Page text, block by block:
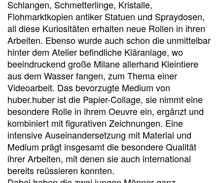
Schlangen, Schmetterlinge, Kristalle,
Flohmarktkopien antiker Statuen und Spraydosen,
all diese Kuriositäten erhalten neue Rollen in ihren
Arbeiten. Ebenso wurde auch schon die unmittelbar
hinter dem Atelier befindliche Kläranlage, wo
beeindruckend große Milane allerhand Kleintiere
aus dem Wasser fangen, zum Thema einer
Videoarbeit. Das bevorzugte Medium von
huber.huber ist die Papier-Collage, sie nimmt eine
besondere Rolle in ihrem Oeuvre ein, ergänzt und
kombiniert mit figurativen Zeichnungen. Eine
intensive Auseinandersetzung mit Material und
Medium prägt insgesamt die besondere Qualität
ihrer Arbeiten, mit denen sie auch international
bereits reüssieren konnten.